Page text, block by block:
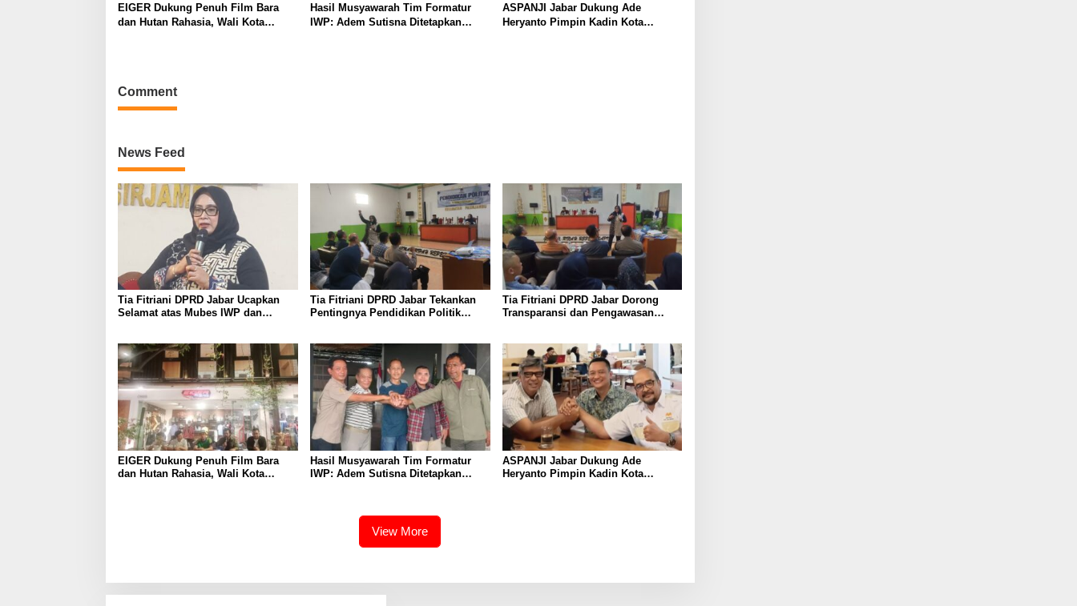
EIGER Dukung Penuh Film Bara
dan Hutan Rahasia, Wali Kota
Hasil Musyawarah Tim Formatur
IWP: Adem Sutisna Ditetapkan
ASPANJI Jabar Dukung Ade
Heryanto Pimpin Kadin Kota
Comment
News Feed
Tia Fitriani DPRD Jabar Ucapkan
Selamat atas Mubes IWP dan
Tia Fitriani DPRD Jabar Tekankan
Pentingnya Pendidikan Politik
Tia Fitriani DPRD Jabar Dorong
Transparansi dan Pengawasan
EIGER Dukung Penuh Film Bara
dan Hutan Rahasia, Wali Kota
Hasil Musyawarah Tim Formatur
IWP: Adem Sutisna Ditetapkan
ASPANJI Jabar Dukung Ade
Heryanto Pimpin Kadin Kota
View More